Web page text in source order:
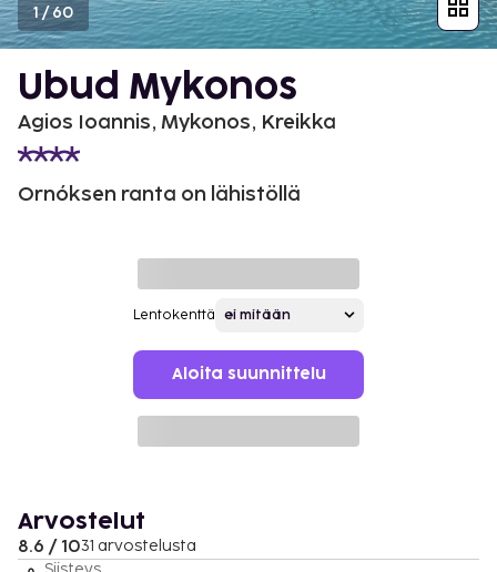
1/60
Ubud Mykonos
Agios Ioannis, Mykonos, Kreikka
Ornóksen ranta on lähistöllä
Lentokenttä
Aloita suunnittelu
Arvostelut
8.6 / 1031 arvostelusta